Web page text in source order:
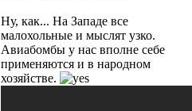
Ну, как... На Западе все
малохольные и мыслят узко.
Авиабомбы у нас вполне себе
применяются и в народном
хозяйстве.